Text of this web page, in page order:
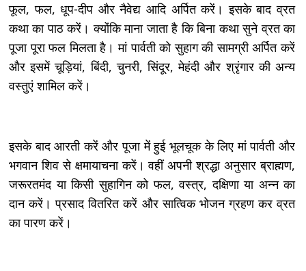
फूल, फल, धूप-दीप और नैवेद्य आदि अर्पित करें। इसके बाद व्रत
कथा का पाठ करें। क्योंकि माना जाता है कि बिना कथा सुने व्रत का
पूजा पूरा फल मिलता है। मां पार्वती को सुहाग की सामग्री अर्पित करें
और इसमें चूड़ियां, बिंदी, चुनरी, सिंदूर, मेहंदी और श्रृंगार की अन्य
वस्तुएं शामिल करें।
इसके बाद आरती करें और पूजा में हुई भूलचूक के लिए मां पार्वती और
भगवान शिव से क्षमायाचना करें। वहीं अपनी श्रद्धा अनुसार ब्राह्मण,
जरूरतमंद या किसी सुहागिन को फल, वस्त्र, दक्षिणा या अन्न का
दान करें। प्रसाद वितरित करें और सात्विक भोजन ग्रहण कर व्रत
का पारण करें।